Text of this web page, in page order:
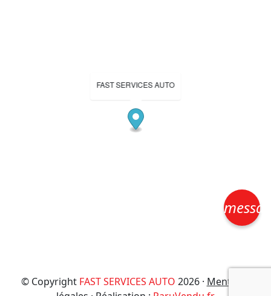
FAST SERVICES AUTO
© Copyright FAST SERVICES AUTO 2026 · Mentions